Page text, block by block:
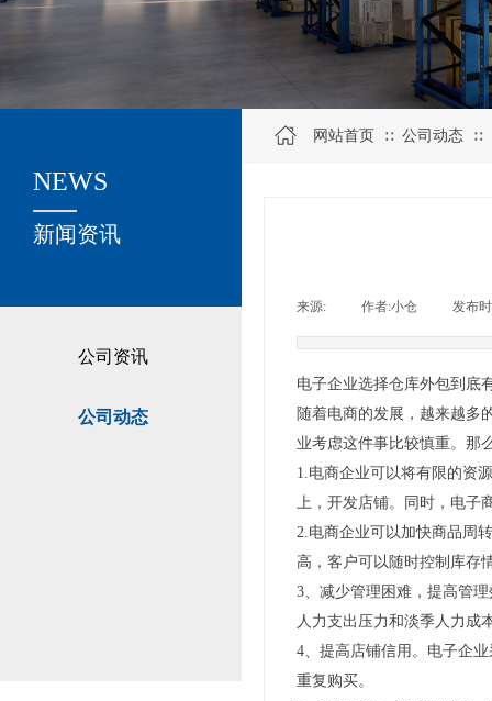
公司资讯
公司动态
关于我们
新闻资讯
NEWS
网站首页 ∷ 公司动态 ∷
来源: 作者:小仓 发布
电子企业选择仓库外包到底
随着电商的发展，越来越多
业考虑这件事比较慎重。那
1.电商企业可以将有限的资
上，开发店铺。同时，电子
2.电商企业可以加快商品周
高，客户可以随时控制库存
3、减少管理困难，提高管
人力支出压力和淡季人力成
4、提高店铺信用。电子企
重复购买。